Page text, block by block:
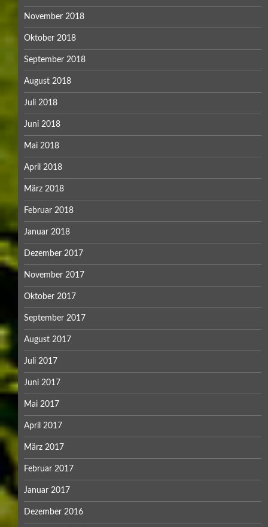
November 2018
Oktober 2018
September 2018
August 2018
Juli 2018
Juni 2018
Mai 2018
April 2018
März 2018
Februar 2018
Januar 2018
Dezember 2017
November 2017
Oktober 2017
September 2017
August 2017
Juli 2017
Juni 2017
Mai 2017
April 2017
März 2017
Februar 2017
Januar 2017
Dezember 2016